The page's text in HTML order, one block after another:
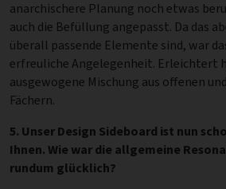
anarchischere Planung noch etwas
auch die Befüllung angepasst. Da das
überall passende Elemente sind, war
erfreuliche Angelegenheit. Erleichtert
ausgewogene Mischung aus offenen
Fächern.
5. Unser Design Sideboard ist nun
Ihnen. Wie war die allgemeine
rundum glücklich?